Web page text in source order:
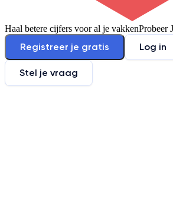
Haal betere cijfers voor al je vakkenProbeer
Registreer je gratis Log in
Stel je vraag